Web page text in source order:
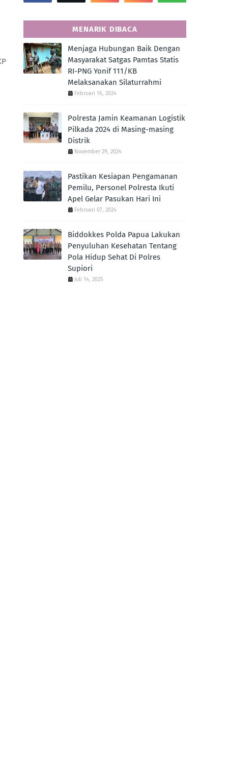
MENARIK DIBACA
Menjaga Hubungan Baik Dengan
Masyarakat Satgas Pamtas Statis
RI-PNG Yonif 111/KB
Melaksanakan Silaturrahmi
Februari 16, 2024
Polresta Jamin Keamanan Logistik
Pilkada 2024 di Masing-masing
Distrik
November 29, 2024
Pastikan Kesiapan Pengamanan
Pemilu, Personel Polresta Ikuti
Apel Gelar Pasukan Hari Ini
Februari 07, 2024
Biddokkes Polda Papua Lakukan
Penyuluhan Kesehatan Tentang
Pola Hidup Sehat Di Polres
Supiori
Juli 14, 2025